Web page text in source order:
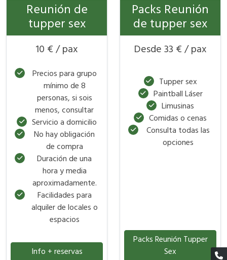
Reunión de
tupper sex
10 € / pax
Precios para grupo
mínimo de 8
personas, si sois
menos, consultar
Servicio a domicilio
No hay obligación
de compra
Duración de una
hora y media
aproximadamente.
Facilidades para
alquiler de locales o
espacios
Info + reservas
Packs Reunión
de tupper sex
Desde 33 € / pax
Tupper sex
Paintball Láser
Limusinas
Comidas o cenas
Consulta todas las
opciones
Packs Reunión Tupper
Sex